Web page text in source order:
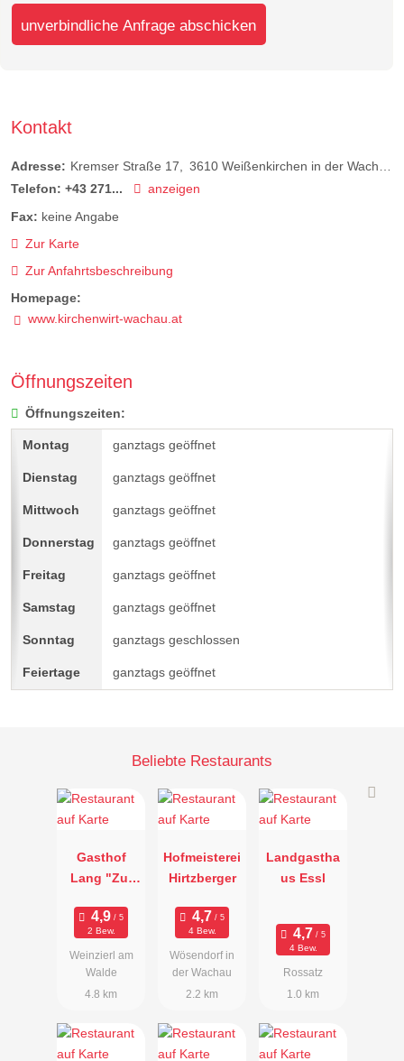
unverbindliche Anfrage abschicken
Kontakt
Adresse: Kremser Straße 17 3610 Weißenkirchen in der Wachau
Telefon: +43 271...
anzeigen
Fax: keine Angabe
Zur Karte
Zur Anfahrtsbeschreibung
Homepage:
www.kirchenwirt-wachau.at
Öffnungszeiten
Öffnungszeiten:
ganztags geöffnet
ganztags geöffnet
ganztags geöffnet
ganztags geöffnet
ganztags geöffnet
ganztags geöffnet
ganztags geschlossen
ganztags geöffnet
Beliebte Restaurants
Gasthof
Lang "Zur
2 Bew.
Weinzierl am
Walde
4.8 km
Hofmeisterei
Hirtzberger
4 Bew.
Wösendorf in
der Wachau
2.2 km
Landgastha
us Essl
4 Bew.
Rossatz
1.0 km